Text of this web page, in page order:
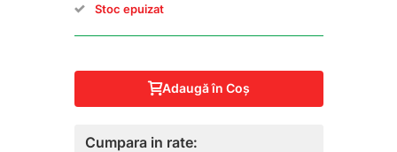
Stoc epuizat
Adaugă în Coş
Cumpara in rate: